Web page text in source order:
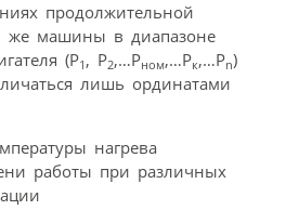
продолжительной
же машины в диапазоне
(Р1 , Р2,…Рном,…Рк,…Рn)
лишь ординатами